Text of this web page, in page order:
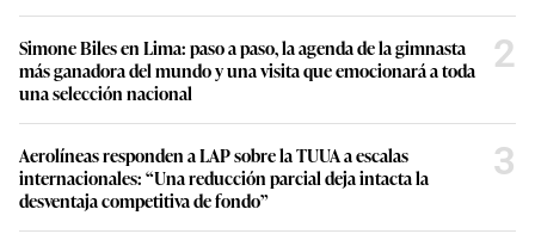
Simone Biles en Lima: paso a paso, la agenda de la gimnasta
más ganadora del mundo y una visita que emocionará a toda
una selección nacional
2
Aerolíneas responden a LAP sobre la TUUA a escalas
internacionales: “Una reducción parcial deja intacta la
desventaja competitiva de fondo”
3